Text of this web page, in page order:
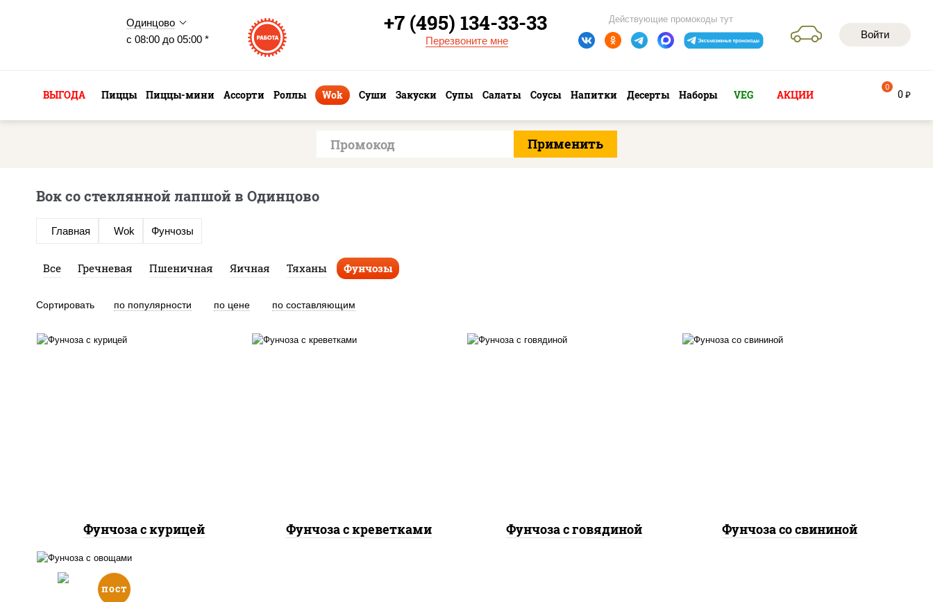
Одинцово
с 08:00 до 05:00 *
Войти
Действующие промокоды тут
+7 (495) 134-33-33
Перезвоните мне
ВЫГОДА Пиццы Пиццы-мини Ассорти Роллы Wok Суши Закуски Супы Салаты Соусы Напитки Десерты Наборы VEG АКЦИИ 0 руб
0
Вок со стеклянной лапшой в Одинцово
Главная Wok Фунчозы
Все Гречневая Пшеничная Яичная Тяханы Фунчозы
Сортировать по популярности по цене по составляющим
Фунчоза с курицей Фунчоза с креветками Фунчоза с говядиной Фунчоза со свининой
пост